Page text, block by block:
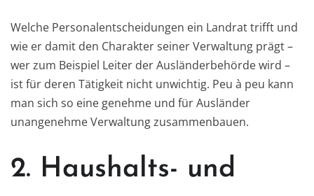
Welche Personalentscheidungen ein Landrat trifft und
wie er damit den Charakter seiner Verwaltung prägt –
wer zum Beispiel Leiter der Ausländerbehörde wird –
ist für deren Tätigkeit nicht unwichtig. Peu à peu kann
man sich so eine genehme und für Ausländer
unangenehme Verwaltung zusammenbauen.
2. Haushalts- und